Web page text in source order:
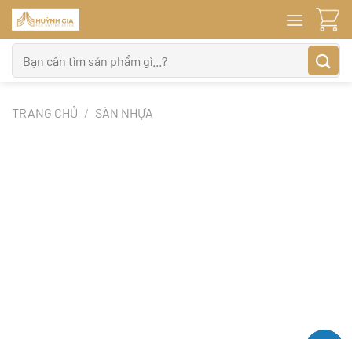
Bỏ
qua
nội
dung
kiếm:
TRANG CHỦ / SÀN NHỰA